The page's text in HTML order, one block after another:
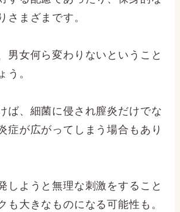
さまざまです。
男女何ら変わりないということ
う。
ば、細菌に侵され膣炎だけでな
症が広がってしまう場合もあり
しようと無理な刺激をすること
も大きなものになる可能性も。